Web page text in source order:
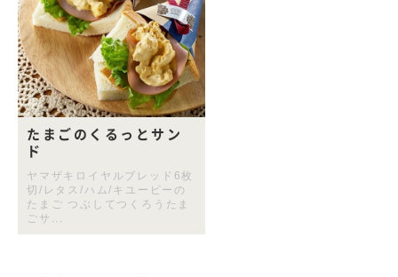
たまごのくるっとサン
ド
ヤマザキロイヤルブレッド6枚
切/レタス/ハム/キユーピーの
たまご つぶしてつくろうたま
ごサ...